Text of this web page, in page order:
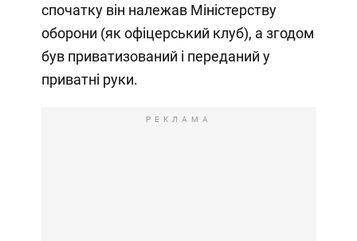
спочатку він належав Міністерству
оборони (як офіцерський клуб), а згодом
був приватизований і переданий у
приватні руки.
РЕКЛАМА